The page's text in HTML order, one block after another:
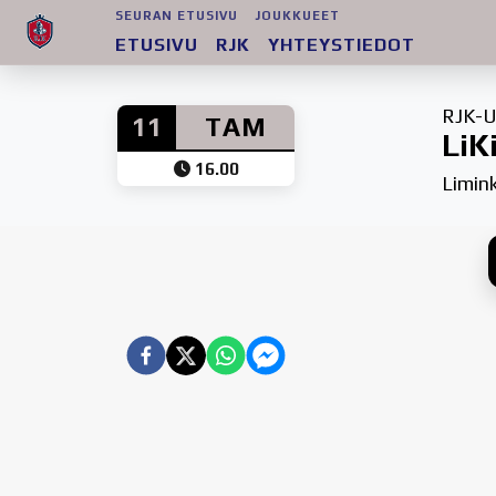
SEURAN ETUSIVU JOUKKUEET
ETUSIVU RJK YHTEYSTIEDOT
11 TAM
16.00
RJK-